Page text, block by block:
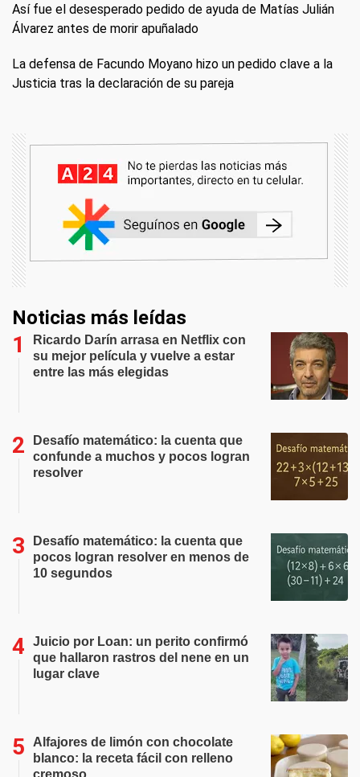
Así fue el desesperado pedido de ayuda de Matías Julián
Álvarez antes de morir apuñalado
La defensa de Facundo Moyano hizo un pedido clave a la
Justicia tras la declaración de su pareja
Noticias más leídas
Ricardo Darín arrasa en Netflix con
su mejor película y vuelve a estar
entre las más elegidas
Desafío matemático: la cuenta que
confunde a muchos y pocos logran
resolver
Desafío matemático: la cuenta que
pocos logran resolver en menos de
10 segundos
Juicio por Loan: un perito confirmó
que hallaron rastros del nene en un
lugar clave
Alfajores de limón con chocolate
blanco: la receta fácil con relleno
cremoso